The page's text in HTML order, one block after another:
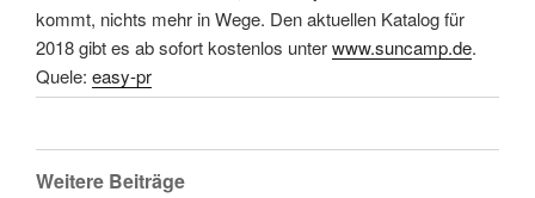
kommt, nichts mehr in Wege. Den aktuellen Katalog für
2018 gibt es ab sofort kostenlos unterwww.suncamp.de.
Quele: easy-pr
Weitere Beiträge